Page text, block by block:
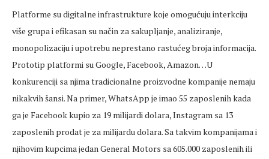
Platforme su digitalne infrastrukture koje omogućuju interkciju
više grupa i efikasan su način za sakupljanje, analiziranje,
monopolizaciju i upotrebu neprestano rastućeg broja informacija.
Prototip platformi su Google, Facebook, Amazon…U
konkurenciji sa njima tradicionalne proizvodne kompanije nemaju
nikakvih šansi. Na primer, WhatsApp je imao 55 zaposlenih kada
ga je Facebook kupio za 19 milijardi dolara, Instagram sa 13
zaposlenih prodat je za milijardu dolara. Sa takvim kompanijama i
njihovim kupcima jedan General Motors sa 605.000 zaposlenih ili